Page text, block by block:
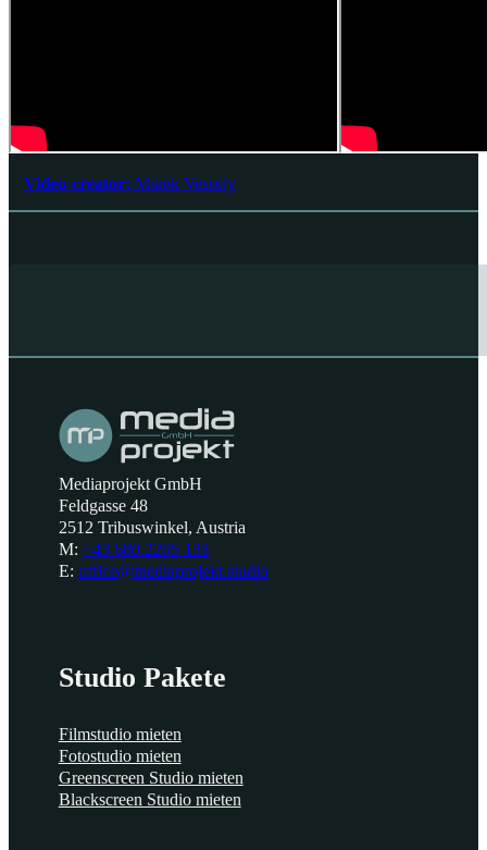
Video-creator: Marek Vessely
Mediaprojekt GmbH
Feldgasse 48
2512 Tribuswinkel, Austria
M: +43 680 2205 131
E: office@mediaprojekt.studio
Studio Pakete
Filmstudio mieten
Fotostudio mieten
Greenscreen Studio mieten
Blackscreen Studio mieten